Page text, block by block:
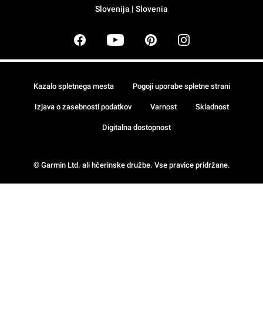
Slovenija | Slovenia
© Garmin Ltd. ali hčerinske družbe. Vse pravice pridržane.
Kazalo spletnega mesta Pogoji uporabe spletne strani
Izjava o zasebnosti podatkov Varnost Skladnost
Digitalna dostopnost